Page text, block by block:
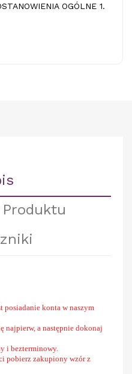
OGÓLNE 1.
Produktu
posiadanie konta w naszym
najpierw, a następnie dokonaj
i bezterminowy.
pobierz zakupiony wzór z